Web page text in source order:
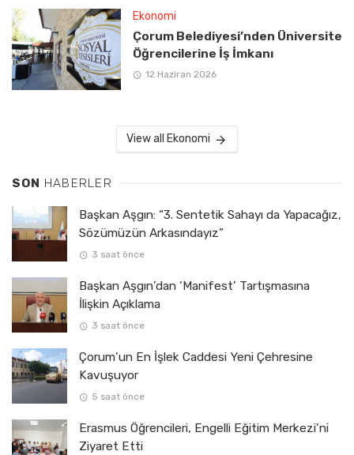
Ekonomi
Çorum Belediyesi’nden Üniversite
Öğrencilerine İş İmkanı
12 Haziran 2026
View all Ekonomi
SON HABERLER
Başkan Aşgın: “3. Sentetik Sahayı da Yapacağız,
Sözümüzün Arkasındayız”
3 saat önce
Başkan Aşgın’dan ‘Manifest’ Tartışmasına
İlişkin Açıklama
3 saat önce
Çorum’un En İşlek Caddesi Yeni Çehresine
Kavuşuyor
5 saat önce
Erasmus Öğrencileri, Engelli Eğitim Merkezi’ni
Ziyaret Etti